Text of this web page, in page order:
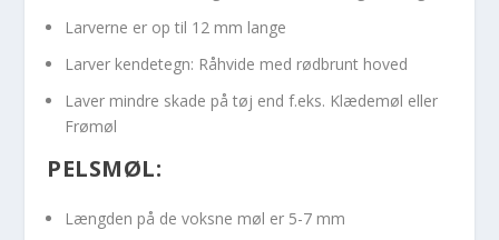
Larverne er op til 12 mm lange
Larver kendetegn: Råhvide med rødbrunt hoved
Laver mindre skade på tøj end f.eks. Klædemøl eller
Frømøl
PELSMØL:
Længden på de voksne møl er 5-7 mm